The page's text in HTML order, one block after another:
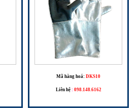
Mã hàng hoá: DKS10
Liên hệ : 098.148.6162